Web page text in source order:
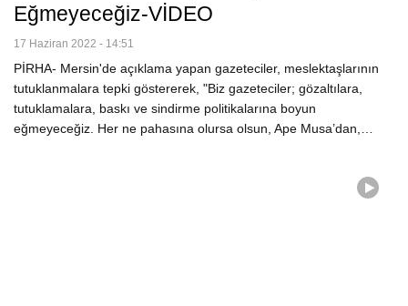
Eğmeyeceğiz-VİDEO
17 Haziran 2022 - 14:51
PİRHA- Mersin'de açıklama yapan gazeteciler, meslektaşlarının
tutuklanmalara tepki göstererek, "Biz gazeteciler; gözaltılara,
tutuklamalara, baskı ve sindirme politikalarına boyun
eğmeyeceğiz. Her ne pahasına olursa olsun, Ape Musa’dan,…